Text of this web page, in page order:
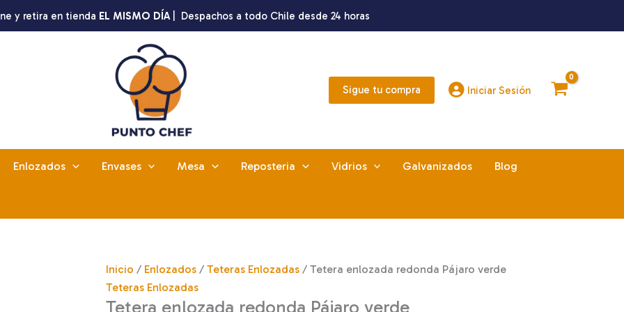
y retira en tienda EL MISMO DÍA | Despachos a todo Chile desde 24 horas
Sigue tu compra Iniciar Sesión
Enlozados Envases Mesa Reposteria Vidrios Galvanizados Blog
Inicio / Enlozados / Teteras Enlozadas / Tetera enlozada redonda Pájaro verde
Teteras Enlozadas
Tetera enlozada redonda Pájaro verde